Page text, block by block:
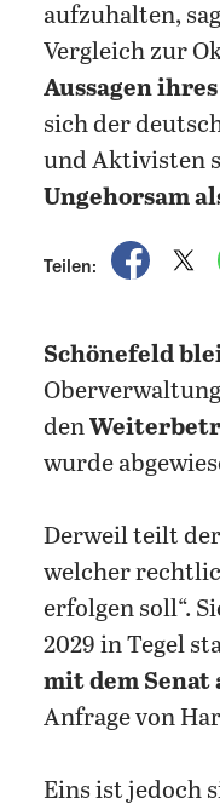
aufzuhalten,
Vergleich zur
Aussagen
sich der
und Aktivisten
Ungehorsam
Teilen:
auf
Schönefeld
den
wurde
Derweil teilt der
welcher
erfolgen soll“.
2029 in Tegel
mit dem Senat
Anfrage von
Eins ist jedoch